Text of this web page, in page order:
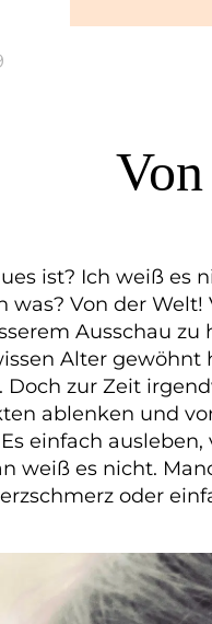
ist? Ich weiß es
was? Von der
Ausschau
Alter gewöhnt
Doch zur Zeit
ablenken und
einfach
weiß es nicht.
oder